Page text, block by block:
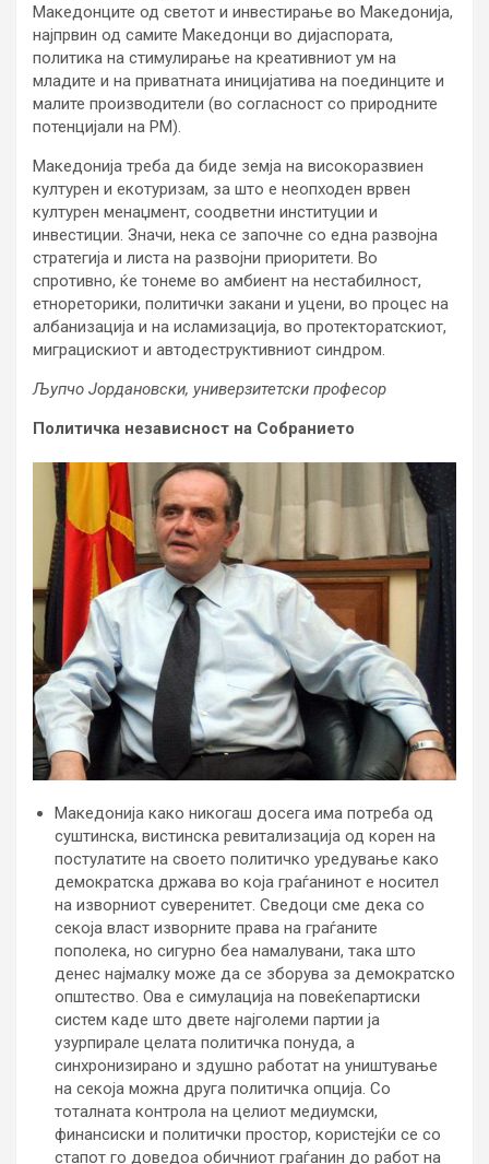
Македонците од светот и инвестирање во Македонија,
најпрвин од самите Македонци во дијаспората,
политика на стимулирање на креативниот ум на
младите и на приватната иницијатива на поединците и
малите производители (во согласност со природните
потенцијали на РМ).
Македонија треба да биде земја на високоразвиен
културен и екотуризам, за што е неопходен врвен
културен менаџмент, соодветни институции и
инвестиции. Значи, нека се започне со една развојна
стратегија и листа на развојни приоритети. Во
спротивно, ќе тонеме во амбиент на нестабилност,
етнореторики, политички закани и уцени, во процес на
албанизација и на исламизација, во протекторатскиот,
миграцискиот и автодеструктивниот синдром.
Љупчо Јордановски, универзитетски професор
Политичка независност на Собранието
Македонија како никогаш досега има потреба од
суштинска, вистинска ревитализација од корен на
постулатите на своето политичко уредување како
демократска држава во која граѓанинот е носител
на изворниот суверенитет. Сведоци сме дека со
секоја власт изворните права на граѓаните
пополека, но сигурно беа намалувани, така што
денес најмалку може да се зборува за демократско
општество. Ова е симулација на повеќепартиски
систем каде што двете најголеми партии ја
узурпирале целата политичка понуда, а
синхронизирано и здушно работат на уништување
на секоја можна друга политичка опција. Со
тоталната контрола на целиот медиумски,
финансиски и политички простор, користејќи се со
стапот го доведоа обичниот граѓанин до работ на